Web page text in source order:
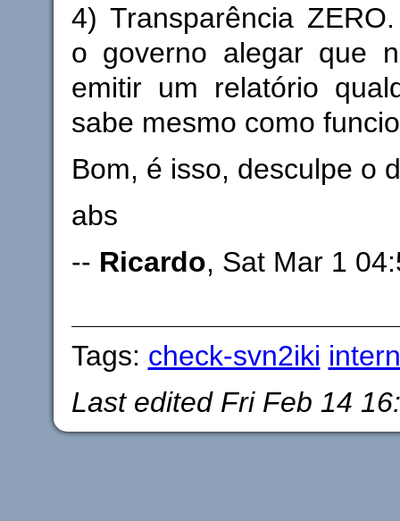
4) Transparência
o governo alegar que
emitir um relatório
sabe mesmo como
Bom, é isso, desculpe o
abs
-- Ricardo, Sat Mar 1
Tags: check-svn2iki
Last edited Fri Feb 14